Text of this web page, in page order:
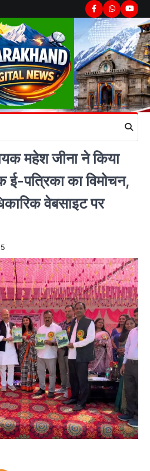
Facebook
Whatsapp
महेश जीना ने किया
ई-पत्रिका का विमोचन,
वेबसाइट पर